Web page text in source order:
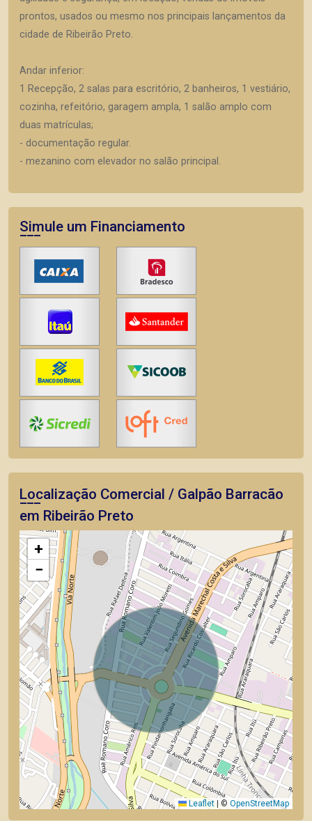
prontos, usados ou mesmo nos principais lançamentos da
cidade de Ribeirão Preto.
Andar inferior:
1 Recepção, 2 salas para escritório, 2 banheiros, 1 vestiário,
cozinha, refeitório, garagem ampla, 1 salão amplo com
duas matrículas;
- documentação regular.
- mezanino com elevador no salão principal.
Simule um Financiamento
Localização Comercial / Galpão Barracão
em Ribeirão Preto
+
−
Leaflet © OpenStreetMap